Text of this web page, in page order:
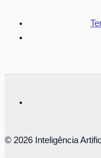
© 2026 Inteligência